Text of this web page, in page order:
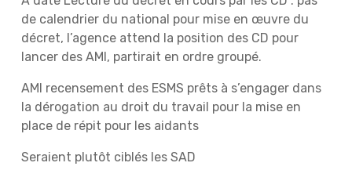
de calendrier du national pour mise en œuvre du
décret, l’agence attend la position des CD pour
lancer des AMI, partirait en ordre groupé.
AMI recensement des ESMS prêts à s’engager dans
la dérogation au droit du travail pour la mise en
place de répit pour les aidants
Seraient plutôt ciblés les SAD